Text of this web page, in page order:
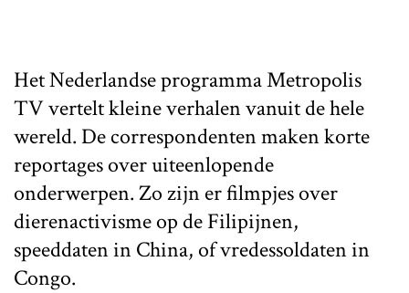
Het Nederlandse programma Metropolis
TV vertelt kleine verhalen vanuit de hele
wereld. De correspondenten maken korte
reportages over uiteenlopende
onderwerpen. Zo zijn er filmpjes over
dierenactivisme op de Filipijnen,
speeddaten in China, of vredessoldaten in
Congo.